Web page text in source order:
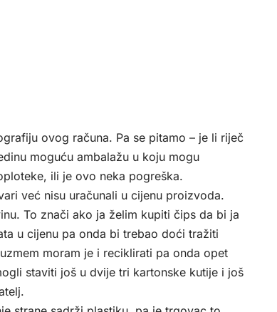
ovog računa. Pa se pitamo – je li riječ
moguću ambalažu u koju mogu
ili je ovo neka pogreška.
već nisu uračunali u cijenu proizvoda.
To znači ako ja želim kupiti čips da bi ja
u cijenu pa onda bi trebao doći tražiti
moram je i reciklirati pa onda opet
staviti još u dvije tri kartonske kutije i još